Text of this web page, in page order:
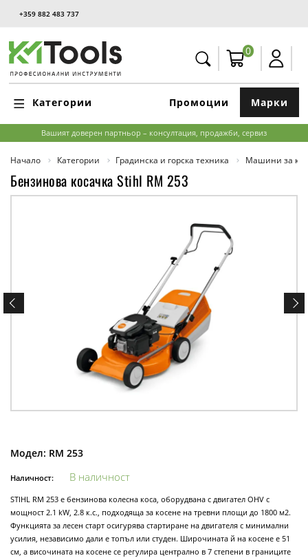
+359 882 483 737
0
Категории Марки
Промоции
Вашият доверен партньор – консултация, продажби, сервиз
Начало Категории Градинска и горска техника Машини за
Бензинова косачка Stihl RM 253
Модел: RM 253
Наличност: В наличност
STIHL RM 253 е бензинова колесна коса, оборудвана с двигател OHV с
мощност 2.1 kW, 2.8 к.с., подходяща за косене на тревни площи до 1800 м2.
Функцията за лесен старт осигурява стартиране на двигателя с минимални
усилия, независимо дали е топъл или студен. Широчината й на косене е 51
см, а височината на косене се регулира централно в 7 степени в границите